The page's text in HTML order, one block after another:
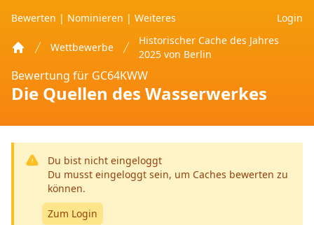
Bewerten | Nominieren | Weiteres Login
Wettbewerbe
Historischer Cache des Jahres
2025 von Berlin
Bewertung für GC64KWW
Die Quellen des Wasserwerkes
Du bist nicht eingeloggt
Du musst eingeloggt sein, um Caches bewerten zu
können.
Zum Login